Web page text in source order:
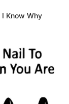
Know Why